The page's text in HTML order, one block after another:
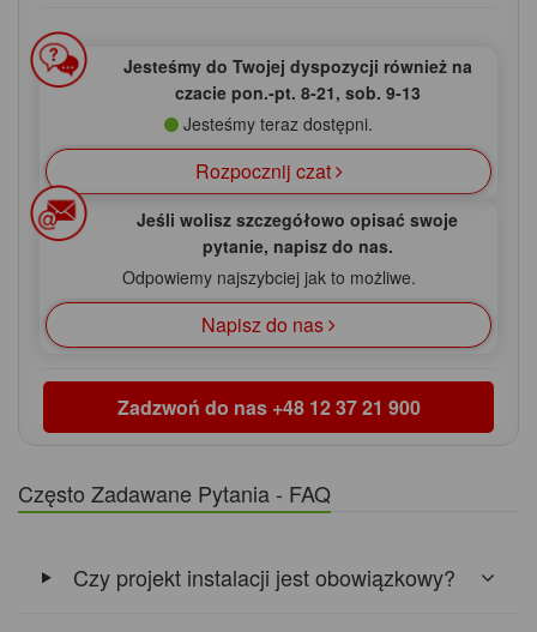
Jesteśmy do Twojej dyspozycji również na
czacie pon.‑pt. 8‑21, sob. 9‑13
Jesteśmy teraz dostępni.
Rozpocznij czat
Jeśli wolisz szczegółowo opisać swoje
pytanie, napisz do nas.
Odpowiemy najszybciej jak to możliwe.
Napisz do nas
Zadzwoń do nas +48 12 37 21 900
Często Zadawane Pytania - FAQ
Czy projekt instalacji jest obowiązkowy?